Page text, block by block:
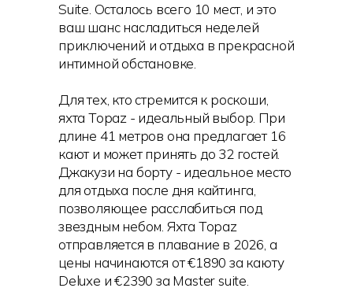
Suite. Осталось всего 10 мест, и это
ваш шанс насладиться неделей
приключений и отдыха в прекрасной
интимной обстановке.
Для тех, кто стремится к роскоши,
яхта Topaz - идеальный выбор. При
длине 41 метров она предлагает 16
кают и может принять до 32 гостей.
Джакузи на борту - идеальное место
для отдыха после дня кайтинга,
позволяющее расслабиться под
звездным небом. Яхта Topaz
отправляется в плавание в 2026, а
цены начинаются от €1890 за каюту
Deluxe и €2390 за Master suite.